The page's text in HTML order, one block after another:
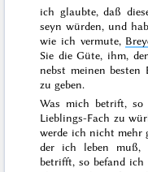
ich glaubte, daß
seyn würden, und
wie ich vermute,
Sie die Güte, ihm,
nebst meinen besten
zu geben.
Was mich betrift,
Lieblings-Fach zu
werde ich nicht mehr
der ich leben muß,
betrifft, so befand ich